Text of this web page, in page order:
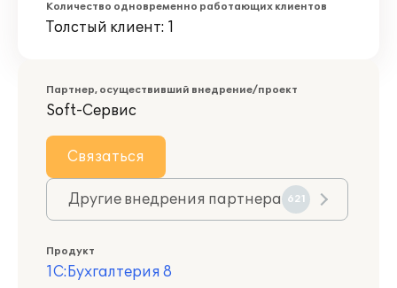
Количество одновременно работающих клиентов
Толстый клиент: 1
Партнер, осуществивший внедрение/проект
Soft-Сервис
Связаться
Другие внедрения партнера 621
Продукт
1С:Бухгалтерия 8